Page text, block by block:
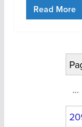
Read More
…